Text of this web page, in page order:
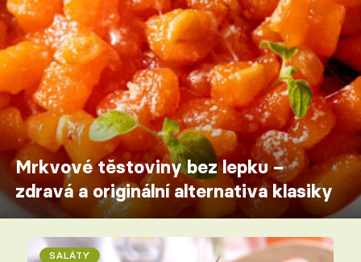
Mrkvové těstoviny bez lepku –
zdravá a originální alternativa klasiky
SALÁTY